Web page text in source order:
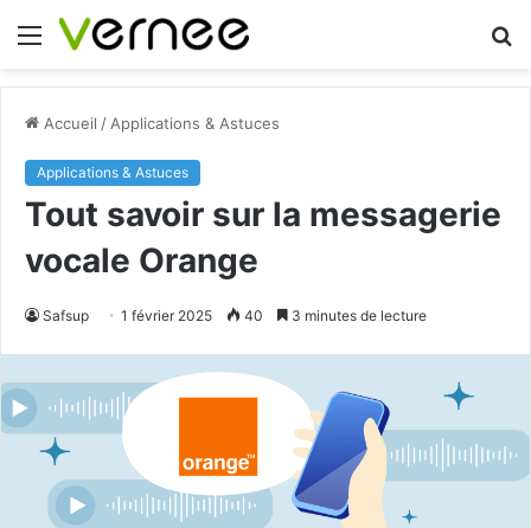
Menu
Accueil / Applications & Astuces
Applications & Astuces
Tout savoir sur la messagerie
vocale Orange
Safsup 1 février 2025 40 3 minutes de lecture